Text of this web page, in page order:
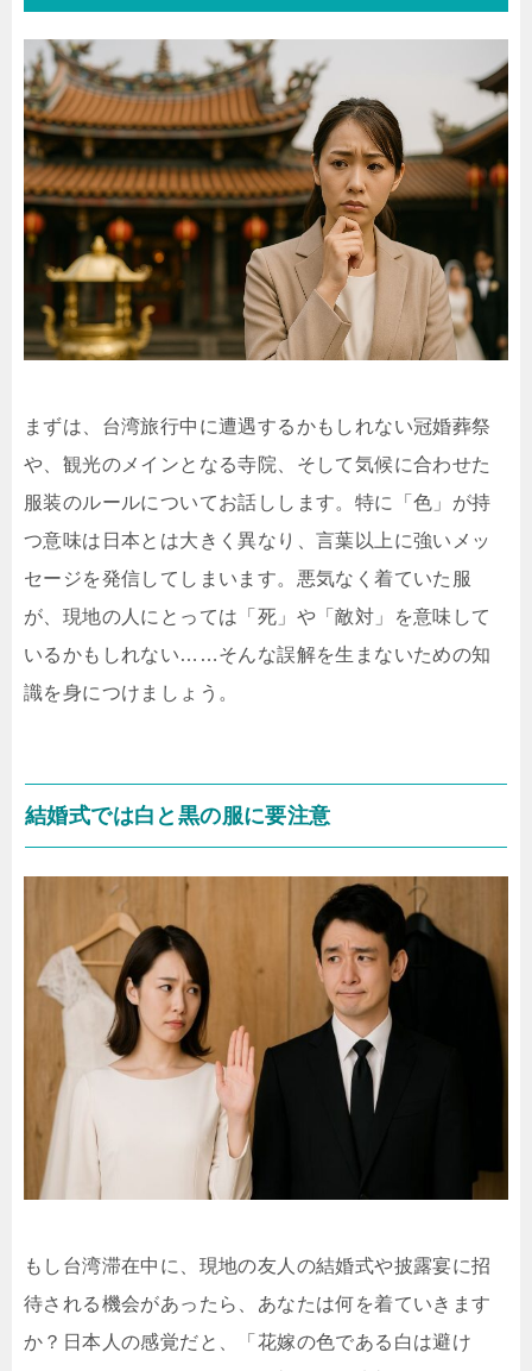
まずは、台湾旅行中に遭遇するかもしれない冠婚葬祭
や、観光のメインとなる寺院、そして気候に合わせた
服装のルールについてお話しします。特に「色」が持
つ意味は日本とは大きく異なり、言葉以上に強いメッ
セージを発信してしまいます。悪気なく着ていた服
が、現地の人にとっては「死」や「敵対」を意味して
いるかもしれない……そんな誤解を生まないための知
識を身につけましょう。
結婚式では白と黒の服に要注意
もし台湾滞在中に、現地の友人の結婚式や披露宴に招
待される機会があったら、あなたは何を着ていきます
か？日本人の感覚だと、「花嫁の色である白は避け